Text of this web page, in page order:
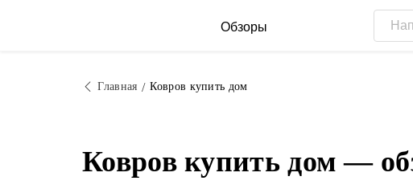
Обзоры
Главная Ковров купить дом
Ковров купить дом —